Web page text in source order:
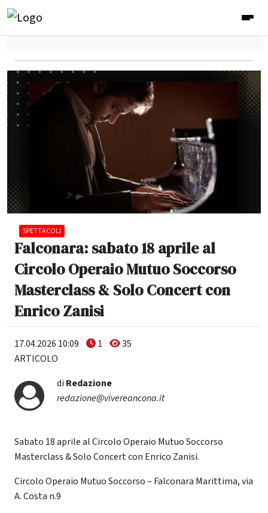
SPETTACOLI
Falconara: sabato 18 aprile al
Circolo Operaio Mutuo Soccorso
Masterclass & Solo Concert con
Enrico Zanisi
17.04.2026 10:09 1
35
ARTICOLO
di Redazione
redazione@vivereancona.it
Sabato 18 aprile al Circolo Operaio Mutuo Soccorso
Masterclass & Solo Concert con Enrico Zanisi.
Circolo Operaio Mutuo Soccorso – Falconara Marittima, via
A. Costa n.9